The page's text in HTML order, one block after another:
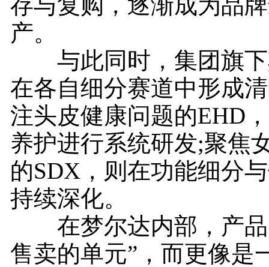
产。
与此同时，集团旗下
在各自细分赛道中形成
注头皮健康问题的EHD
养护进行系统研发;聚焦
的SDX，则在功能细分
持续深化。
在梦尔达内部，产品
售卖的单元”，而更像是